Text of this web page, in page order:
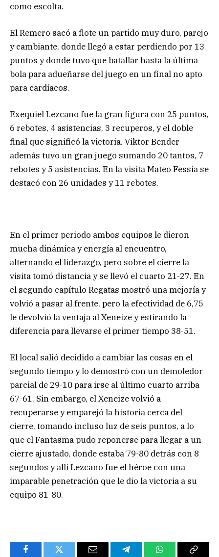
como escolta.
El Remero sacó a flote un partido muy duro, parejo
y cambiante, donde llegó a estar perdiendo por 13
puntos y donde tuvo que batallar hasta la última
bola para adueñarse del juego en un final no apto
para cardíacos.
Exequiel Lezcano fue la gran figura con 25 puntos,
6 rebotes, 4 asistencias, 3 recuperos, y el doble
final que significó la victoria. Viktor Bender
además tuvo un gran juego sumando 20 tantos, 7
rebotes y 5 asistencias. En la visita Mateo Fessia se
destacó con 26 unidades y 11 rebotes.
En el primer periodo ambos equipos le dieron
mucha dinámica y energía al encuentro,
alternando el liderazgo, pero sobre el cierre la
visita tomó distancia y se llevó el cuarto 21-27. En
el segundo capítulo Regatas mostró una mejoría y
volvió a pasar al frente, pero la efectividad de 6,75
le devolvió la ventaja al Xeneize y estirando la
diferencia para llevarse el primer tiempo 38-51.
El local salió decidido a cambiar las cosas en el
segundo tiempo y lo demostró con un demoledor
parcial de 29-10 para irse al último cuarto arriba
67-61. Sin embargo, el Xeneize volvió a
recuperarse y emparejó la historia cerca del
cierre, tomando incluso luz de seis puntos, a lo
que el Fantasma pudo reponerse para llegar a un
cierre ajustado, donde estaba 79-80 detrás con 8
segundos y allí Lezcano fue el héroe con una
imparable penetración que le dio la victoria a su
equipo 81-80.